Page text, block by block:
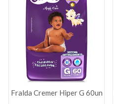
Fralda Cremer Hiper G 60un